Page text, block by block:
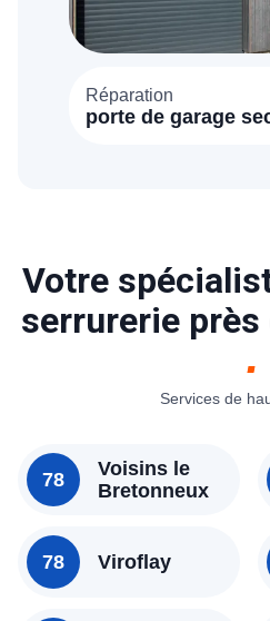
Réparation
porte de garage
Votre
serrurerie près
Services de
78
Voisins le
Bretonneux
78 Viroflay